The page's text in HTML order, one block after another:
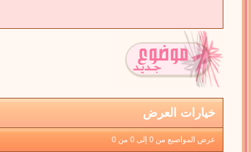
خيارات العرض
عرض المواضيع من 0 إلى 0 من 0